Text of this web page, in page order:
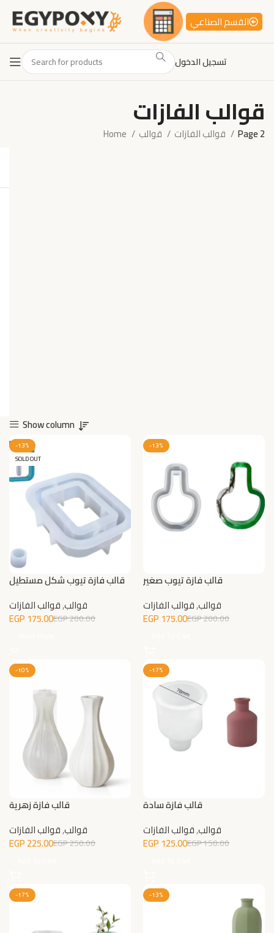
القسم الصناعي
تسجيل الدخول
قوالب الفازات
Home Page 2
Show column
-13%
SOLD OUT
قالب فازة تيوب شكل مستطيل
قوالب,قوالب الفازات
200.00
EGP
175.00
EGP
-13%
قالب فازة تيوب صغير
قوالب,قوالب الفازات
200.00
EGP
175.00
EGP
-10%
قالب فازة زهرية
قوالب,قوالب الفازات
250.00
EGP
225.00
EGP
-17%
قالب فازة سادة
قوالب,قوالب الفازات
150.00
EGP
125.00
EGP
-17% -13%